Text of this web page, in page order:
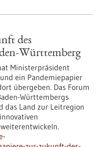
des
Württemberg
Ministerpräsident
ein Pandemiepapier
übergeben. Das Forum
Württembergs
das Land zur Leitregion